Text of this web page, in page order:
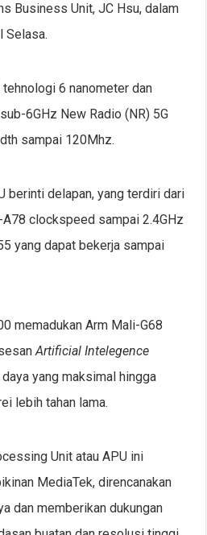
Business Unit, JC Hsu, dalam
Selasa.
6 nanometer dan
6GHz New Radio (NR) 5G
sampai 120Mhz.
berinti delapan, yang terdiri dari
clockspeed sampai 2.4GHz
yang dapat bekerja sampai
memadukan Arm Mali-G68
Artificial Intelegence
yang maksimal hingga
lebih tahan lama.
Unit atau APU ini
MediaTek, direncanakan
dan memberikan dukungan